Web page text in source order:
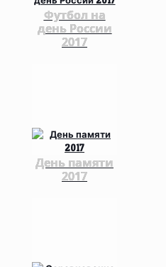
Футбол на
день России
2017
День памяти
2017